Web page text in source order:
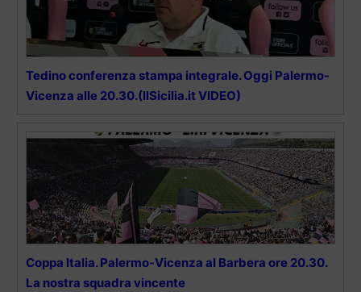
Tedino conferenza stampa integrale. Oggi Palermo-
Vicenza alle 20.30.(IlSicilia.it VIDEO)
Coppa Italia. Palermo-Vicenza al Barbera ore 20.30.
La nostra squadra vincente